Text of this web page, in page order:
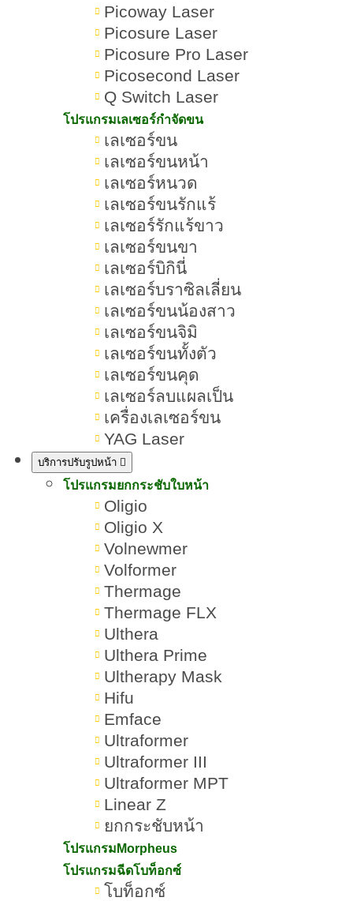
Picoway Laser
Picosure Laser
Picosure Pro Laser
Picosecond Laser
Q Switch Laser
โปรแกรมเลเซอร์กำจัดขน
เลเซอร์ขน
เลเซอร์ขนหน้า
เลเซอร์หนวด
เลเซอร์ขนรักแร้
เลเซอร์รักแร้ขาว
เลเซอร์ขนขา
เลเซอร์บิกินี่
เลเซอร์บราซิลเลี่ยน
เลเซอร์ขนน้องสาว
เลเซอร์ขนจิมิ
เลเซอร์ขนทั้งตัว
เลเซอร์ขนคุด
เลเซอร์ลบแผลเป็น
เครื่องเลเซอร์ขน
YAG Laser
บริการปรับรูปหน้า
โปรแกรมยกกระชับใบหน้า
Oligio
Oligio X
Volnewmer
Volformer
Thermage
Thermage FLX
Ulthera
Ulthera Prime
Ultherapy Mask
Hifu
Emface
Ultraformer
Ultraformer III
Ultraformer MPT
Linear Z
ยกกระชับหน้า
โปรแกรมMorpheus
โปรแกรมฉีดโบท็อกซ์
โบท็อกซ์
Morpheus8 คืออะไร ช่วยอะไรบ้าง
เห็นผลอยู่ได้นานแค่ไหน
รู้จักนวัตกรรม Morpheus8 คืออะไร
นวัตกรรม Morpheus8 ทำงาน
อย่างไร
นวัตกรรม Morpheus8 มีข้อดีอะไร
นวัตกรรม Morpheus8 ช่วยอะไร
นวัตกรรม Morpheus8 ทำบริเวณ
ไหนได้บ้าง
นวัตกรรม Morpheus8 เหมาะกับ
นวัตกรรม Morpheus8 ไม่เหมาะกับ
ใคร
นวัตกรรม Morpheus8 ทำกี่ครั้งเห็น
นวัตกรรม Morpheus8 อยู่ได้นาน
นวัตกรรม Morpheus8 เจ็บไหม
การเตรียมตัวก่อนทำ Morpheus8
การดูแลตัวเองหลังทำ Morpheus8
การดูแลในช่วง 24-48 ชั่วโมงแรก
หลังทำ Morpheus8
การดูแลในช่วง 3-7 วันหลังทำ
Morpheus8
สรุปเกี่ยวกับ Morpheus8